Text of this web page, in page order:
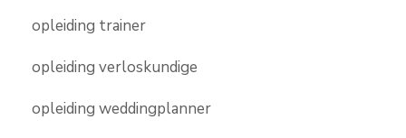
opleiding trainer
opleiding verloskundige
opleiding weddingplanner